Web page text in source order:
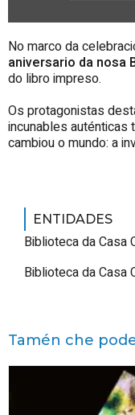
No marco da
aniversario da nosa
do libro impreso.
Os protagonistas
incunables auténticas
cambiou o mundo: a
ENTIDADES
Biblioteca da Casa
Biblioteca da Casa
Tamén che